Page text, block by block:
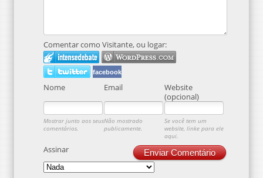
Comentar como Visitante, ou logar:
facebook
Nome Email
Website
(opcional)
Mostrar junto aos seus
comentários.
Não mostrado
publicamente.
Se você tem um
website, linke para ele
aqui.
Enviar Comentário
Assinar